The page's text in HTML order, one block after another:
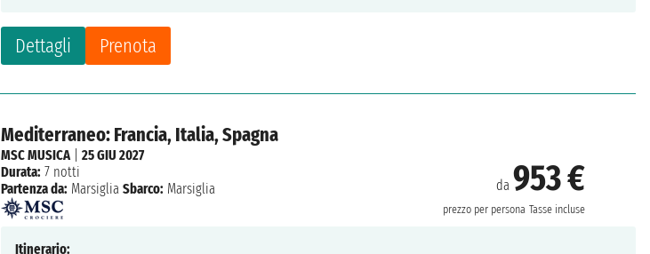
Dettagli Prenota
Mediterraneo: Francia, Italia, Spagna
da 953 €
prezzo per persona Tasse incluse
MSC MUSICA|25 GIU 2027
Durata: 7 notti
Partenza da: Marsiglia Sbarco: Marsiglia
Itinerario: